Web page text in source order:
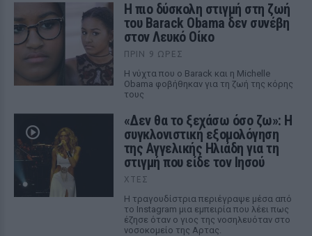
Η πιο δύσκολη στιγμή στη ζωή
του Barack Obama δεν συνέβη
στον Λευκό Οίκο
ΠΡΙΝ 9 ΏΡΕΣ
Η νύχτα που ο Barack και η Michelle
Obama φοβήθηκαν για τη ζωή της κόρης
τους
«Δεν θα το ξεχάσω όσο ζω»: Η
συγκλονιστική εξομολόγηση
της Αγγελικής Ηλιάδη για τη
στιγμή που είδε τον Ιησού
ΧΤΕΣ
Η τραγουδίστρια περιέγραψε μέσα από
το Instagram μια εμπειρία που λέει πως
έζησε όταν ο γιος της νοσηλευόταν στο
νοσοκομείο της Αρτας.